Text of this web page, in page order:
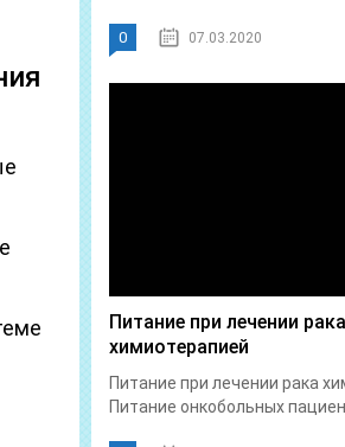
0 07.03.2020
Питание при лечении рака
химиотерапией
Питание при лечении рака
Питание онкобольных